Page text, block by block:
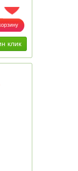
ДОБАВИТЬ В ИЗБРАННОЕ